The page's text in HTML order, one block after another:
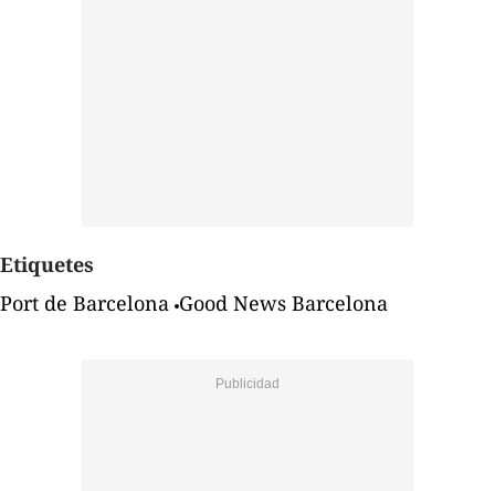
Etiquetes
Port de Barcelona Good News Barcelona